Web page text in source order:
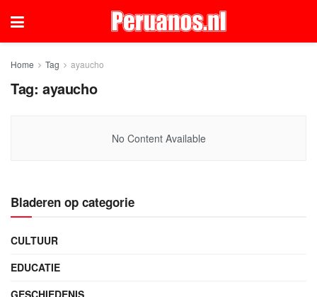
Home Tag ayaucho
Tag: ayaucho
No Content Available
Bladeren op categorie
CULTUUR
EDUCATIE
GESCHIEDENIS